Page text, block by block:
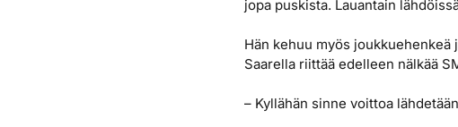
jopa puskista. Lauantain
Hän kehuu myös
Saarella riittää edelleen nälkää
– Kyllähän sinne voittoa